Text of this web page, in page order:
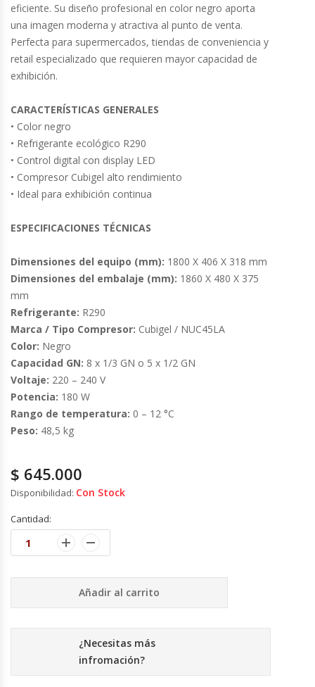
Dispensadores De Salsas
Estanterías Y Repisas
Exhibidoras De Productos Calientes
Expendedoras De Jugo
Exprimidor De Naranjas
Exprimidoras De Cítricos
Extractoras De Jugos
Fabricadoras De Hielo
Formadora De Pizza
Freidoras Industriales
Granizadoras
Hervidores / Percoladores
Hornos A Piso Y Pizzeros
Hornos Cocción Acelerada
Hornos Eléctricos
Hornos Turbos / Convectores
eficiente. Su diseño profesional en color negro aporta
una imagen moderna y atractiva al punto de venta.
Perfecta para supermercados, tiendas de conveniencia y
retail especializado que requieren mayor capacidad de
exhibición.
CARACTERÍSTICAS GENERALES
• Color negro
• Refrigerante ecológico R290
• Control digital con display LED
• Compresor Cubigel alto rendimiento
• Ideal para exhibición continua
ESPECIFICACIONES TÉCNICAS
Dimensiones del equipo (mm): 1800 X 406 X 318 mm
Dimensiones del embalaje (mm): 1860 X 480 X 375
mm
Refrigerante: R290
Marca / Tipo Compresor: Cubigel / NUC45LA
Color: Negro
Capacidad GN: 8 x 1/3 GN o 5 x 1/2 GN
Voltaje: 220 – 240 V
Potencia: 180 W
Rango de temperatura: 0 – 12 °C
Peso: 48,5 kg
$ 645.000
Disponibilidad: Con Stock
Cantidad:
Añadir al carrito
¿Necesitas más
infromación?